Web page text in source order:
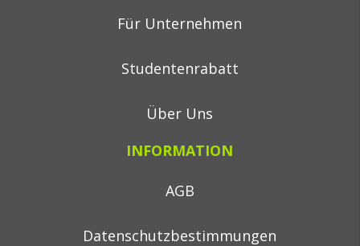
Für Unternehmen
Studentenrabatt
Über Uns
INFORMATION
AGB
Datenschutzbestimmungen